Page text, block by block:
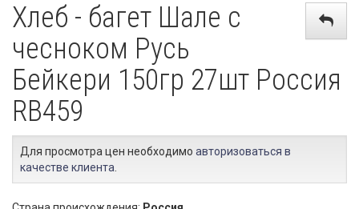
Хлеб - багет Шале с
чесноком Русь
Бейкери 150гр 27шт Россия
RB459
Для просмотра цен необходимо авторизоваться в
качестве клиента